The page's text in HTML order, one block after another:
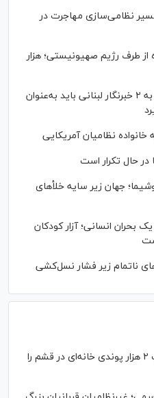
نظامی‌سازی مهاجرت در
غزه از طرف رژیم صهیونیستی؛ هزار
عفو بین‌الملل: حمله اسرائیل به ۲ خبرنگار لبنانی باید به‌عنوان
نظامیان آمریکایی
در حال تکرار است
جهان زیر سایه خلأ‌های
بحران انسانی؛ آزار کودکان
ناتمام زیر فشار نسل‌کشی
نیویورک‌تایمز: آمریکا با بمب ۲ هزار پوندی خانه‌ای در قشم را